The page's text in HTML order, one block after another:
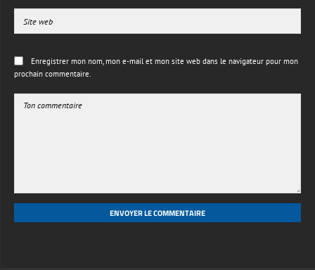
Enregistrer mon nom, mon e-mail et mon site web dans le navigateur pour mon
prochain commentaire.
ENVOYER LE COMMENTAIRE